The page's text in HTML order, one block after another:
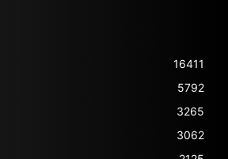
16411
5792
3265
3062